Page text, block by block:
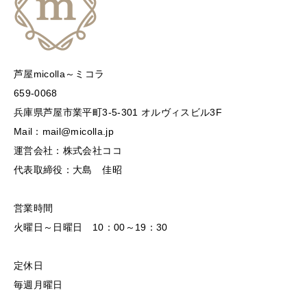
芦屋micolla～ミコラ
659-0068
兵庫県芦屋市業平町3-5-301 オルヴィスビル3F
Mail：mail@micolla.jp
運営会社：株式会社ココ
代表取締役：大島 佳昭
営業時間
火曜日～日曜日 10：00～19：30
定休日
毎週月曜日